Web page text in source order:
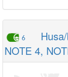
6
NOTE 4,